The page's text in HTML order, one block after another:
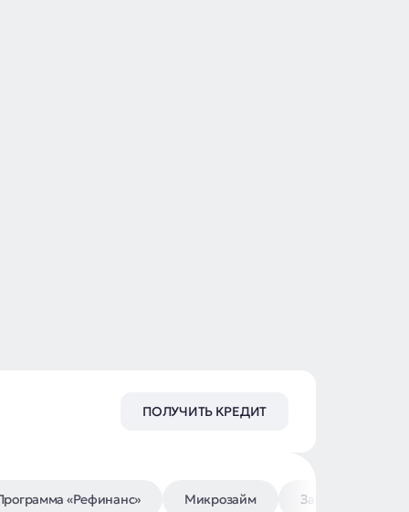
ПОЛУЧИТЬ КРЕДИТ
«Рефинанс» Микрозайм Займ на карту